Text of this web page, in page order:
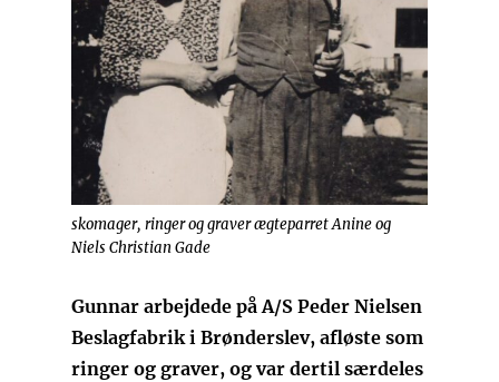
skomager, ringer og graver ægteparret Anine og
Niels Christian Gade
Gunnar arbejdede på A/S Peder Nielsen
Beslagfabrik i Brønderslev, afløste som
ringer og graver, og var dertil særdeles